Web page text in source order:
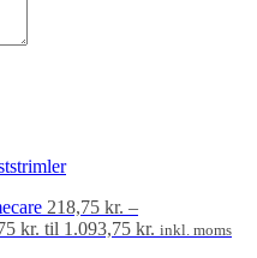
218,75 kr. –
kr. til 1.093,75 kr. inkl. moms